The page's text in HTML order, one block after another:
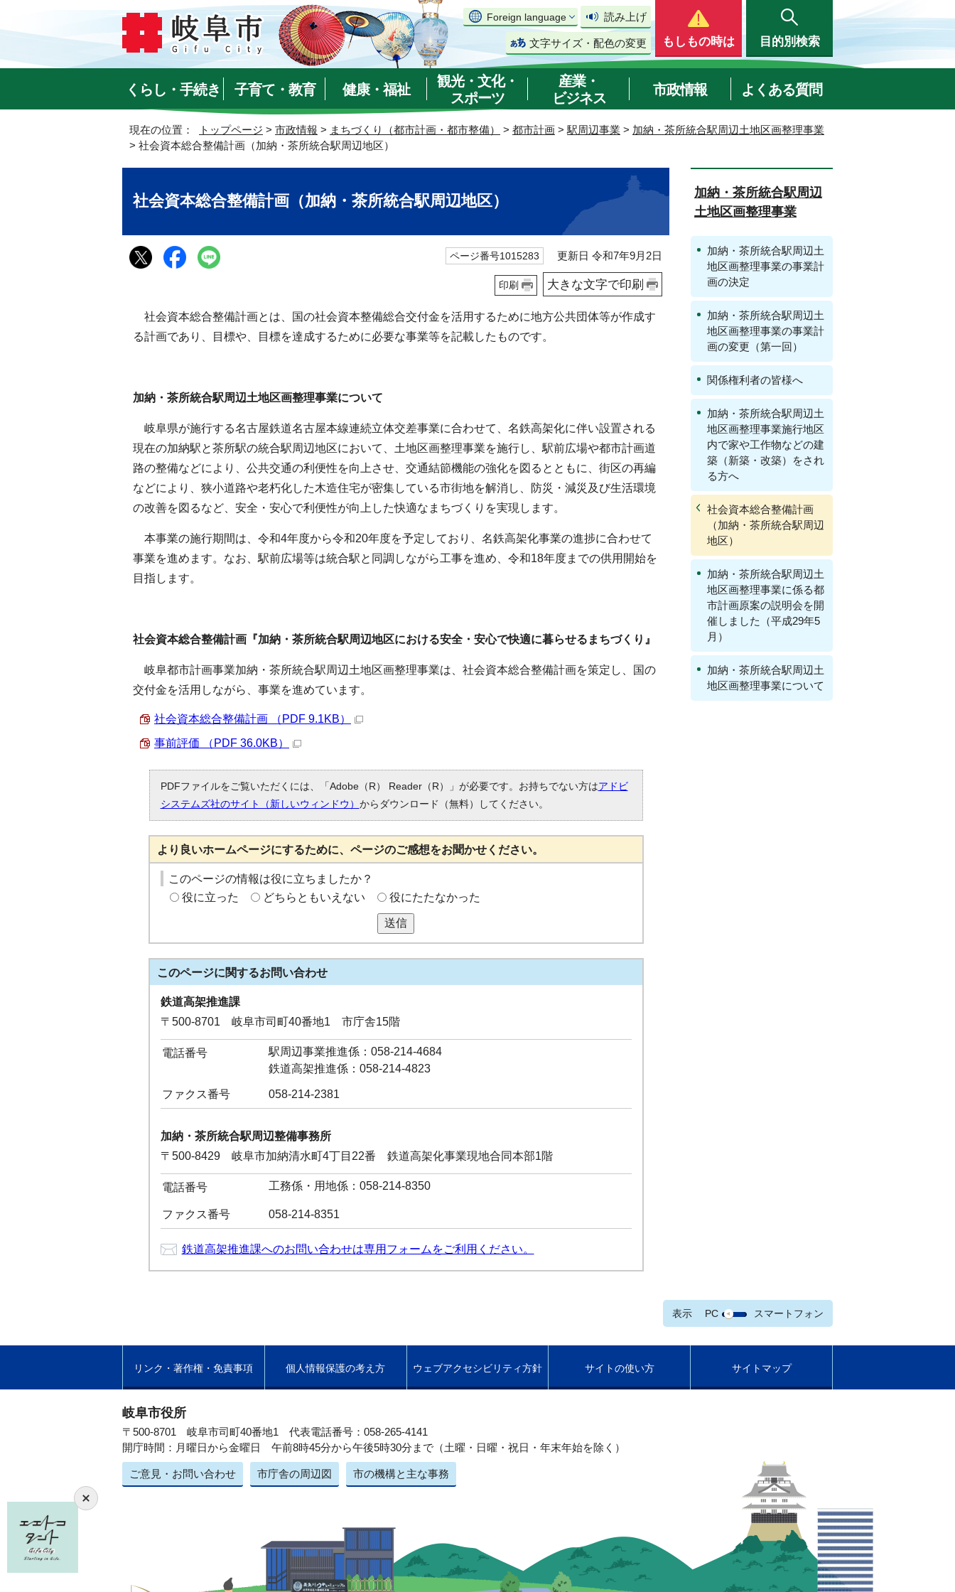
Foreign language 読み上げ
文字サイズ・配色の変更 もしもの時は 目的別検索
くらし・手続き 子育て・教育 健康・福祉
観光・文化・
スポーツ
産業・
ビジネス
市政情報 よくある質問
現在の位置： トップページ > 市政情報 > まちづくり（都市計画・都市整備） > 都市計画 > 駅周辺事業 > 加納・茶所統合駅周辺土地区画整理事業
> 社会資本総合整備計画（加納・茶所統合駅周辺地区）
社会資本総合整備計画（加納・茶所統合駅周辺地区）
ページ番号1015283 更新日 令和7年9月2日
印刷 大きな文字で印刷
社会資本総合整備計画とは、国の社会資本整備総合交付金を活用するために地方公共団体等が作成す
る計画であり、目標や、目標を達成するために必要な事業等を記載したものです。
加納・茶所統合駅周辺土地区画整理事業について
岐阜県が施行する名古屋鉄道名古屋本線連続立体交差事業に合わせて、名鉄高架化に伴い設置される
現在の加納駅と茶所駅の統合駅周辺地区において、土地区画整理事業を施行し、駅前広場や都市計画道
路の整備などにより、公共交通の利便性を向上させ、交通結節機能の強化を図るとともに、街区の再編
などにより、狭小道路や老朽化した木造住宅が密集している市街地を解消し、防災・減災及び生活環境
の改善を図るなど、安全・安心で利便性が向上した快適なまちづくりを実現します。
本事業の施行期間は、令和4年度から令和20年度を予定しており、名鉄高架化事業の進捗に合わせて
事業を進めます。なお、駅前広場等は統合駅と同調しながら工事を進め、令和18年度までの供用開始を
目指します。
社会資本総合整備計画『加納・茶所統合駅周辺地区における安全・安心で快適に暮らせるまちづくり』
岐阜都市計画事業加納・茶所統合駅周辺土地区画整理事業は、社会資本総合整備計画を策定し、国の
交付金を活用しながら、事業を進めています。
社会資本総合整備計画 （PDF 9.1KB）
事前評価 （PDF 36.0KB）
PDFファイルをご覧いただくには、「Adobe（R） Reader（R）」が必要です。お持ちでない方はアドビ
システムズ社のサイト（新しいウィンドウ） からダウンロード（無料）してください。
より良いホームページにするために、ページのご感想をお聞かせください。
このページの情報は役に立ちましたか？
役に立った
どちらともいえない 役にたたなかった
送信
このページに関するお問い合わせ
鉄道高架推進課
〒500-8701 岐阜市司町40番地1 市庁舎15階
電話番号
駅周辺事業推進係：058-214-4684
鉄道高架推進係：058-214-4823
ファクス番号 058-214-2381
加納・茶所統合駅周辺整備事務所
〒500-8429 岐阜市加納清水町4丁目22番 鉄道高架化事業現地合同本部1階
電話番号 工務係・用地係：058-214-8350
ファクス番号 058-214-8351
鉄道高架推進課へのお問い合わせは専用フォームをご利用ください。
加納・茶所統合駅周辺
土地区画整理事業
加納・茶所統合駅周辺土
地区画整理事業の事業計
画の決定
加納・茶所統合駅周辺土
地区画整理事業の事業計
画の変更（第一回）
関係権利者の皆様へ
加納・茶所統合駅周辺土
地区画整理事業施行地区
内で家や工作物などの建
築（新築・改築）をされ
る方へ
社会資本総合整備計画
（加納・茶所統合駅周辺
地区）
加納・茶所統合駅周辺土
地区画整理事業に係る都
市計画原案の説明会を開
催しました（平成29年5
月）
加納・茶所統合駅周辺土
地区画整理事業について
表示 PC スマートフォン
リンク・著作権・免責事項 個人情報保護の考え方 ウェブアクセシビリティ方針 サイトの使い方 サイトマップ
岐阜市役所
〒500-8701 岐阜市司町40番地1 代表電話番号：058-265-4141
開庁時間：月曜日から金曜日 午前8時45分から午後5時30分まで（土曜・日曜・祝日・年末年始を除く）
ご意見・お問い合わせ 市庁舎の周辺図 市の機構と主な事務